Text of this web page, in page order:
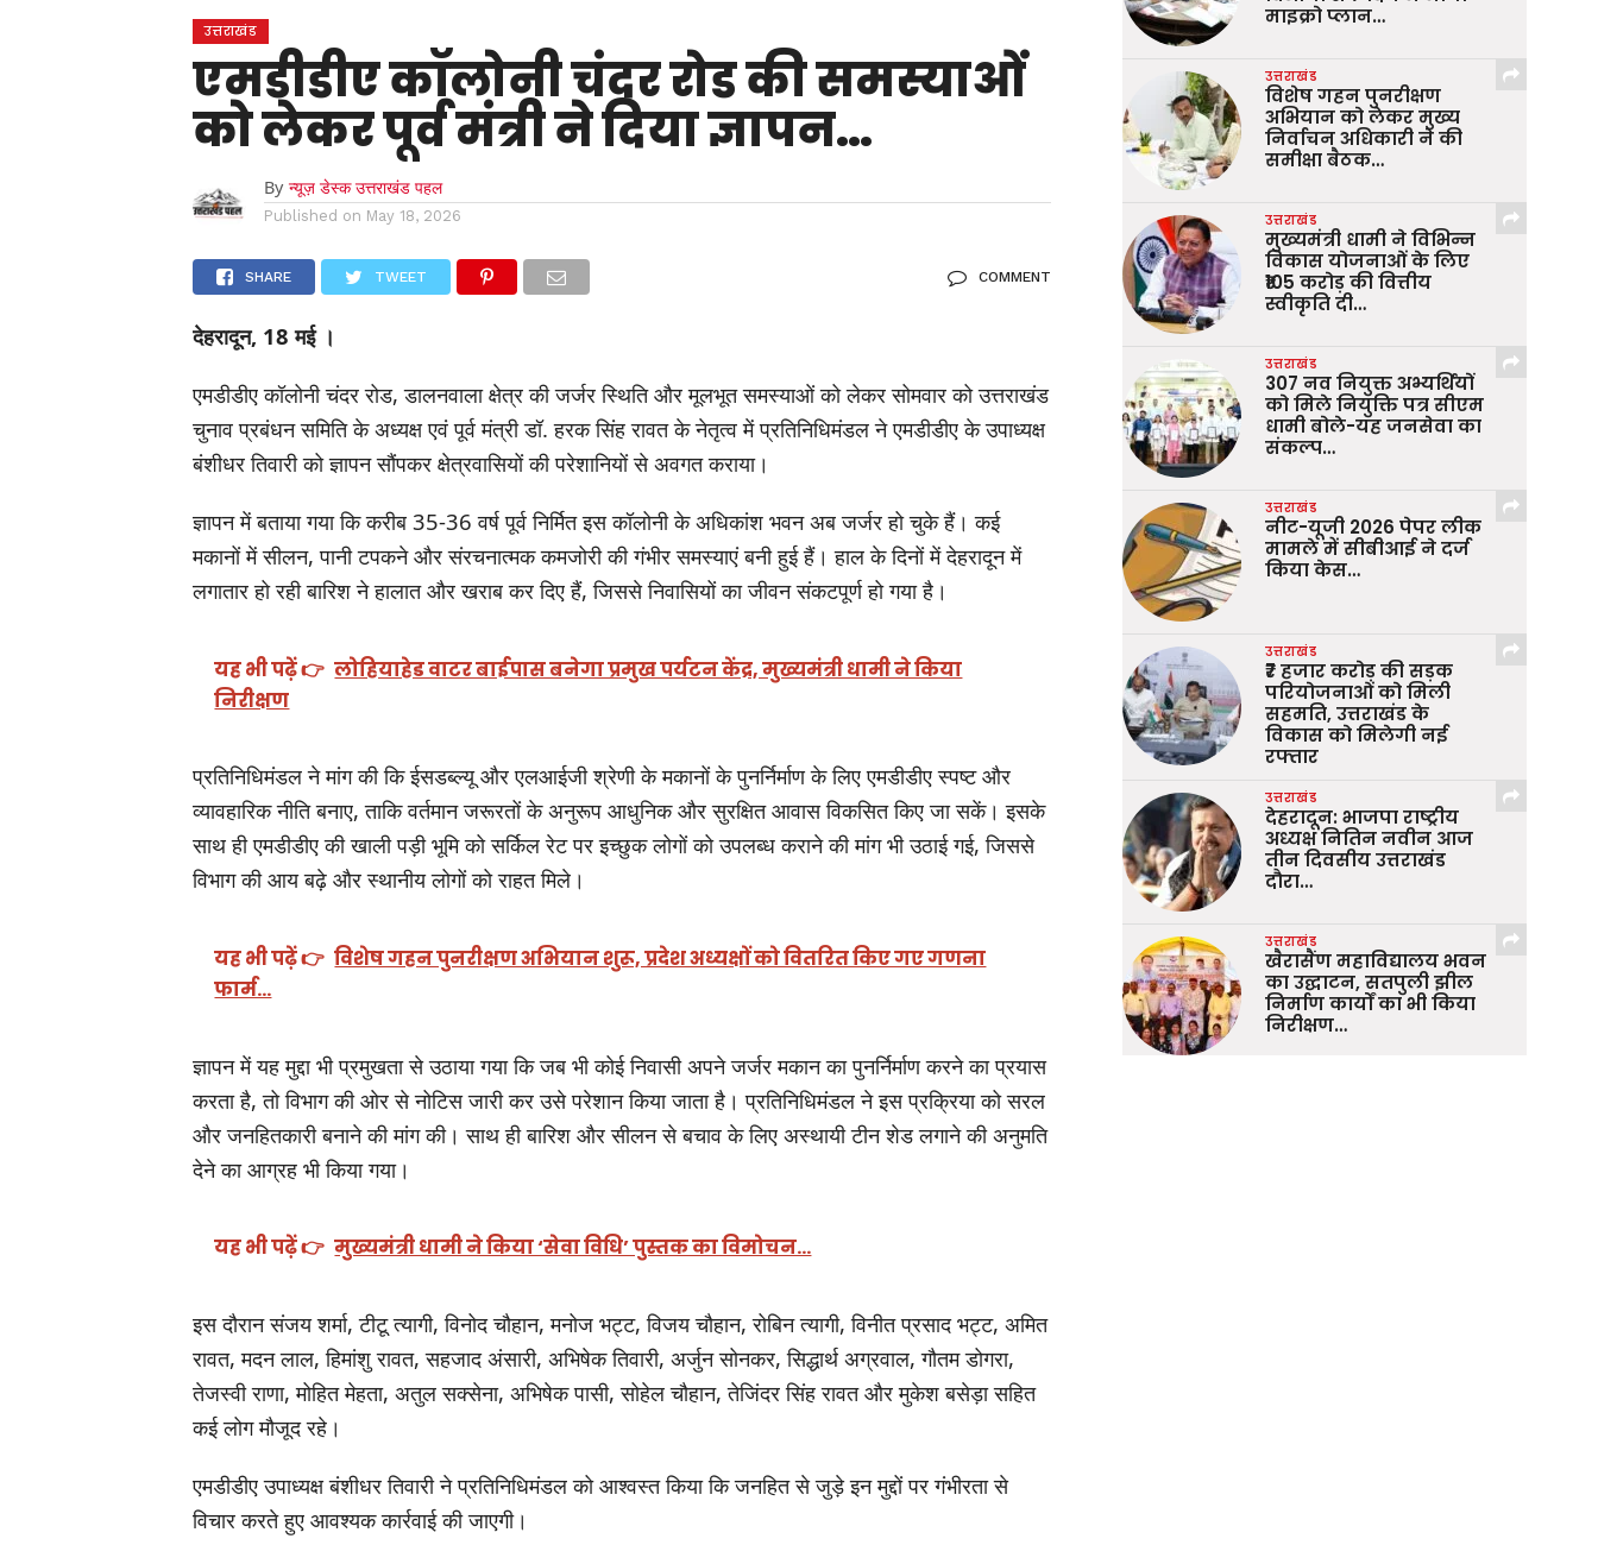
उत्तराखंड
एमडीडीए कॉलोनी चंदर रोड की समस्याओं
को लेकर पूर्व मंत्री ने दिया ज्ञापन…
By न्यूज़ डेस्क उत्तराखंड पहल
Published on May 18, 2026
SHARE TWEET COMMENT
देहरादून, 18 मई ।
एमडीडीए कॉलोनी चंदर रोड, डालनवाला क्षेत्र की जर्जर स्थिति और मूलभूत समस्याओं को लेकर सोमवार को उत्तराखंड
चुनाव प्रबंधन समिति के अध्यक्ष एवं पूर्व मंत्री डॉ. हरक सिंह रावत के नेतृत्व में प्रतिनिधिमंडल ने एमडीडीए के उपाध्यक्ष
बंशीधर तिवारी को ज्ञापन सौंपकर क्षेत्रवासियों की परेशानियों से अवगत कराया।
ज्ञापन में बताया गया कि करीब 35-36 वर्ष पूर्व निर्मित इस कॉलोनी के अधिकांश भवन अब जर्जर हो चुके हैं। कई
मकानों में सीलन, पानी टपकने और संरचनात्मक कमजोरी की गंभीर समस्याएं बनी हुई हैं। हाल के दिनों में देहरादून में
लगातार हो रही बारिश ने हालात और खराब कर दिए हैं, जिससे निवासियों का जीवन संकटपूर्ण हो गया है।
यह भी पढ़ें 👉 लोहियाहेड वाटर बाईपास बनेगा प्रमुख पर्यटन केंद्र, मुख्यमंत्री धामी ने किया
निरीक्षण
प्रतिनिधिमंडल ने मांग की कि ईसडब्ल्यू और एलआईजी श्रेणी के मकानों के पुनर्निर्माण के लिए एमडीडीए स्पष्ट और
व्यावहारिक नीति बनाए, ताकि वर्तमान जरूरतों के अनुरूप आधुनिक और सुरक्षित आवास विकसित किए जा सकें। इसके
साथ ही एमडीडीए की खाली पड़ी भूमि को सर्किल रेट पर इच्छुक लोगों को उपलब्ध कराने की मांग भी उठाई गई, जिससे
विभाग की आय बढ़े और स्थानीय लोगों को राहत मिले।
यह भी पढ़ें 👉 विशेष गहन पुनरीक्षण अभियान शुरू, प्रदेश अध्यक्षों को वितरित किए गए गणना
फार्म…
ज्ञापन में यह मुद्दा भी प्रमुखता से उठाया गया कि जब भी कोई निवासी अपने जर्जर मकान का पुनर्निर्माण करने का प्रयास
करता है, तो विभाग की ओर से नोटिस जारी कर उसे परेशान किया जाता है। प्रतिनिधिमंडल ने इस प्रक्रिया को सरल
और जनहितकारी बनाने की मांग की। साथ ही बारिश और सीलन से बचाव के लिए अस्थायी टीन शेड लगाने की अनुमति
देने का आग्रह भी किया गया।
यह भी पढ़ें 👉 मुख्यमंत्री धामी ने किया ‘सेवा विधि’ पुस्तक का विमोचन…
इस दौरान संजय शर्मा, टीटू त्यागी, विनोद चौहान, मनोज भट्ट, विजय चौहान, रोबिन त्यागी, विनीत प्रसाद भट्ट, अमित
रावत, मदन लाल, हिमांशु रावत, सहजाद अंसारी, अभिषेक तिवारी, अर्जुन सोनकर, सिद्धार्थ अग्रवाल, गौतम डोगरा,
तेजस्वी राणा, मोहित मेहता, अतुल सक्सेना, अभिषेक पासी, सोहेल चौहान, तेजिंदर सिंह रावत और मुकेश बसेड़ा सहित
कई लोग मौजूद रहे।
एमडीडीए उपाध्यक्ष बंशीधर तिवारी ने प्रतिनिधिमंडल को आश्वस्त किया कि जनहित से जुड़े इन मुद्दों पर गंभीरता से
विचार करते हुए आवश्यक कार्रवाई की जाएगी।
माइक्रो प्लान…
उत्तराखंड
विशेष गहन पुनरीक्षण
अभियान को लेकर मुख्य
निर्वाचन अधिकारी ने की
समीक्षा बैठक…
उत्तराखंड
मुख्यमंत्री धामी ने विभिन्न
विकास योजनाओं के लिए
₹105 करोड़ की वित्तीय
स्वीकृति दी…
उत्तराखंड
307 नव नियुक्त अभ्यर्थियों
को मिले नियुक्ति पत्र सीएम
धामी बोले-यह जनसेवा का
संकल्प…
उत्तराखंड
नीट-यूजी 2026 पेपर लीक
मामले में सीबीआई ने दर्ज
किया केस…
उत्तराखंड
₹7 हजार करोड़ की सड़क
परियोजनाओं को मिली
सहमति, उत्तराखंड के
विकास को मिलेगी नई
रफ्तार
उत्तराखंड
देहरादून: भाजपा राष्ट्रीय
अध्यक्ष नितिन नवीन आज
तीन दिवसीय उत्तराखंड
दौरा…
उत्तराखंड
खैरासैंण महाविद्यालय भवन
का उद्घाटन, सतपुली झील
निर्माण कार्यों का भी किया
निरीक्षण…